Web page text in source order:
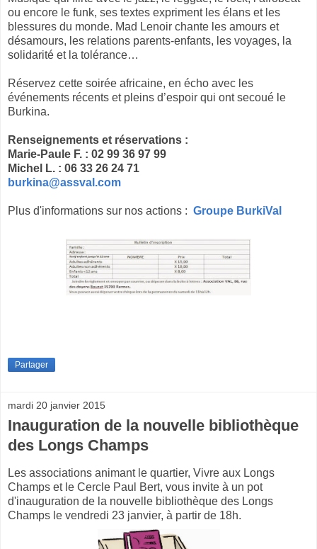
ou encore le funk, ses textes expriment les élans et les
blessures du monde. Mad Lenoir chante les amours et
désamours, les relations parents-enfants, les voyages, la
solidarité et la tolérance…
Réservez cette soirée africaine, en écho avec les
événements récents et pleins d’espoir qui ont secoué le
Burkina.
Renseignements et réservations :
Marie-Paule F. : 02 99 36 97 99
Michel L. : 06 33 26 24 71
burkina@assval.com
Plus d'informations sur nos actions : Groupe BurkiVal
Partager
mardi 20 janvier 2015
Inauguration de la nouvelle bibliothèque
des Longs Champs
Les associations animant le quartier, Vivre aux Longs
Champs et le Cercle Paul Bert, vous invite à un pot
d'inauguration de la nouvelle bibliothèque des Longs
Champs le vendredi 23 janvier, à partir de 18h.